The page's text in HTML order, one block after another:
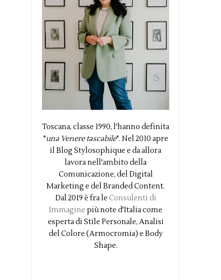
Toscana, classe 1990, l'hanno definita
"una Venere tascabile". Nel 2010 apre
il Blog Stylosophique e da allora
lavora nell'ambito della
Comunicazione, del Digital
Marketing e del Branded Content.
Dal 2019 è fra le Consulenti di
Immagine più note d'Italia come
esperta di Stile Personale, Analisi
del Colore (Armocromia) e Body
Shape.